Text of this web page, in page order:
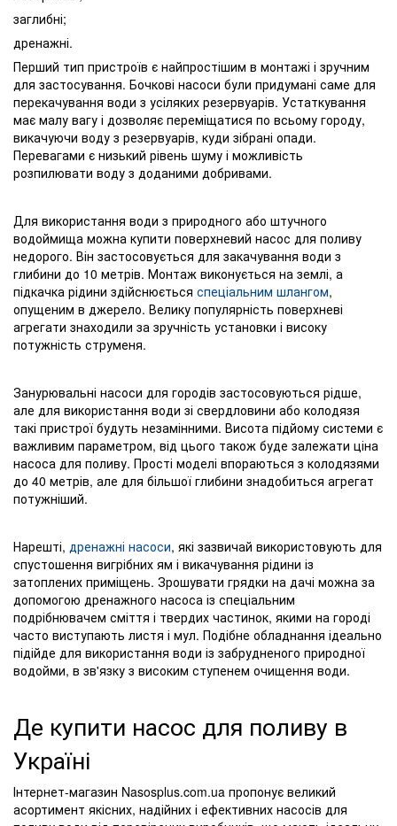
заглибні;
дренажні.
Перший тип пристроїв є найпростішим в монтажі і зручним
для застосування. Бочкові насоси були придумані саме для
перекачування води з усіляких резервуарів. Устаткування
має малу вагу і дозволяє переміщатися по всьому городу,
викачуючи воду з резервуарів, куди зібрані опади.
Перевагами є низький рівень шуму і можливість
розпилювати воду з доданими добривами.
Для використання води з природного або штучного
водоймища можна купити поверхневий насос для поливу
недорого. Він застосовується для закачування води з
глибини до 10 метрів. Монтаж виконується на землі, а
підкачка рідини здійснюється спеціальним шлангом,
опущеним в джерело. Велику популярність поверхневі
агрегати знаходили за зручність установки і високу
потужність струменя.
Занурювальні насоси для городів застосовуються рідше,
але для використання води зі свердловини або колодязя
такі пристрої будуть незамінними. Висота підйому системи є
важливим параметром, від цього також буде залежати ціна
насоса для поливу. Прості моделі впораються з колодязями
до 40 метрів, але для більшої глибини знадобиться агрегат
потужніший.
Нарешті, дренажні насоси, які зазвичай використовують для
спустошення вигрібних ям і викачування рідини із
затоплених приміщень. Зрошувати грядки на дачі можна за
допомогою дренажного насоса із спеціальним
подрібнювачем сміття і твердих частинок, якими на городі
часто виступають листя і мул. Подібне обладнання ідеально
підійде для використання води із забрудненого природної
водойми, в зв'язку з високим ступенем очищення води.
Де купити насос для поливу в
Україні
Інтернет-магазин Nasosplus.com.ua пропонує великий
асортимент якісних, надійних і ефективних насосів для